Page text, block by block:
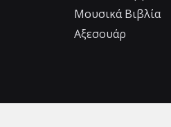
Μουσικά Βιβλία
Αξεσουάρ